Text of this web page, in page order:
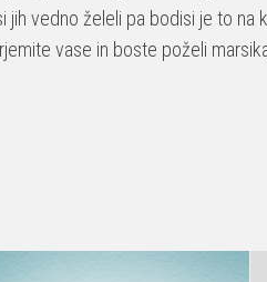
vedno želeli pa bodisi je to na
vase in boste poželi